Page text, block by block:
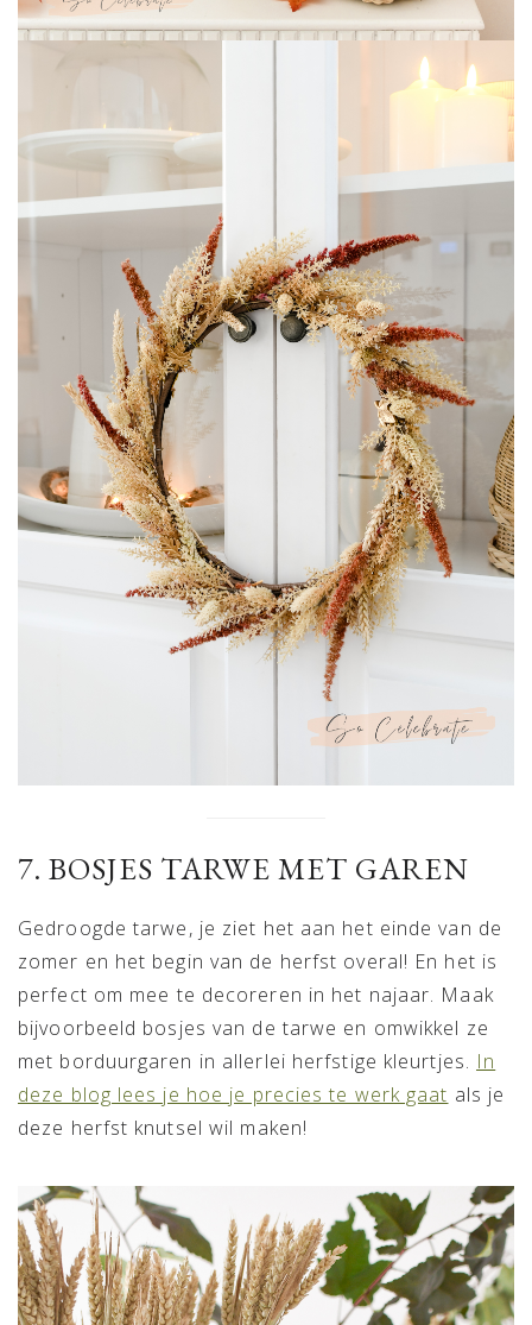
7. BOSJES TARWE MET GAREN
Gedroogde tarwe, je ziet het aan het einde van de
zomer en het begin van de herfst overal! En het is
perfect om mee te decoreren in het najaar. Maak
bijvoorbeeld bosjes van de tarwe en omwikkel ze
met borduurgaren in allerlei herfstige kleurtjes. In
deze blog lees je hoe je precies te werk gaat als je
deze herfst knutsel wil maken!